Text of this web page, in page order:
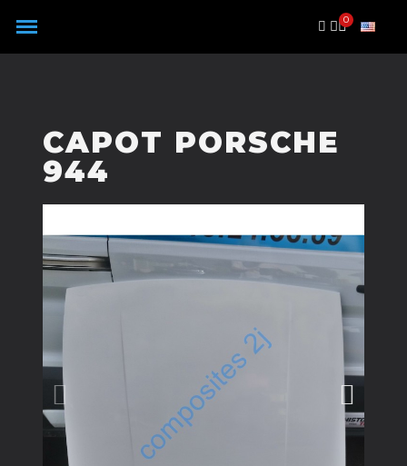
CAPOT PORSCHE
944